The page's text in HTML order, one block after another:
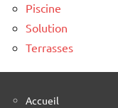
Piscine
Solution
Terrasses
Accueil